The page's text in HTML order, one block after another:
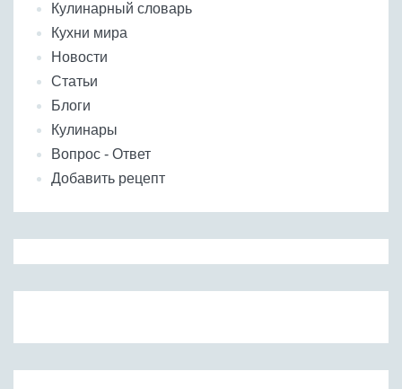
Кулинарный словарь
Кухни мира
Новости
Статьи
Блоги
Кулинары
Вопрос - Ответ
Добавить рецепт